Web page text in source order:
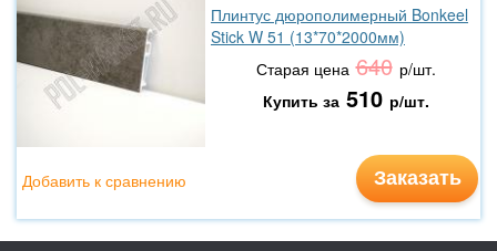
Плинтус дюрополимерный Bonkeel
Stick W 51 (13*70*2000мм)
Старая цена 640 р/шт.
Купить за 510 р/шт.
Заказать
Добавить к сравнению